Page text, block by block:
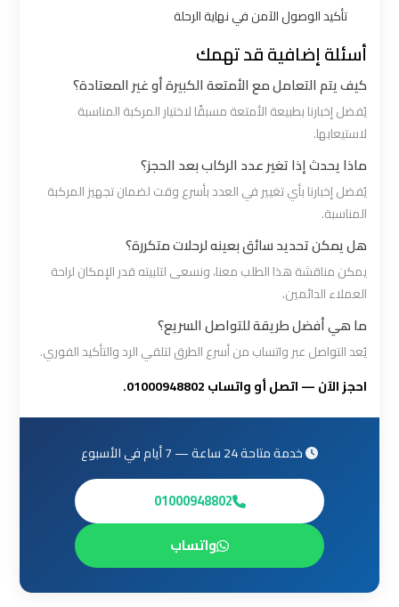
تأكيد الوصول الآمن في نهاية الرحلة
أسئلة إضافية قد تهمك
كيف يتم التعامل مع الأمتعة الكبيرة أو غير المعتادة؟
يُفضل إخبارنا بطبيعة الأمتعة مسبقًا لاختيار المركبة المناسبة
لاستيعابها.
ماذا يحدث إذا تغير عدد الركاب بعد الحجز؟
يُفضل إخبارنا بأي تغيير في العدد بأسرع وقت لضمان تجهيز المركبة
المناسبة.
هل يمكن تحديد سائق بعينه لرحلات متكررة؟
يمكن مناقشة هذا الطلب معنا، ونسعى لتلبيته قدر الإمكان لراحة
العملاء الدائمين.
ما هي أفضل طريقة للتواصل السريع؟
يُعد التواصل عبر واتساب من أسرع الطرق لتلقي الرد والتأكيد الفوري.
احجز الآن — اتصل أو واتساب 01000948802.
خدمة متاحة 24 ساعة — 7 أيام في الأسبوع
01000948802
واتساب
مطروح
ليموزين
الاسكندرية
القاهرة
ليموزين
القاهرة
للاسكندرية
ليموزين
من
ليموزين